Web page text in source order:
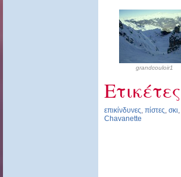
grandcouloir1
Ετικέτες
επικίνδυνες, πίστες, σκι,
Chavanette